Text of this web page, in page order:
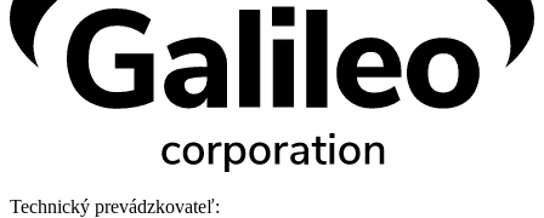
Technický prevádzkovateľ: